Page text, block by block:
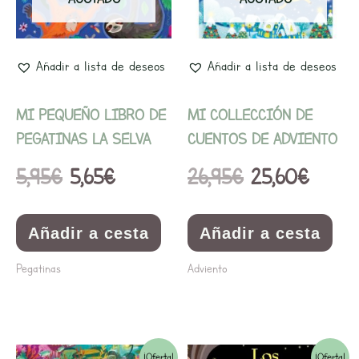
Añadir a lista de deseos
MI PEQUEÑO LIBRO DE
PEGATINAS LA SELVA
5,95€
5,95€.
5,65€
5,65€.
Añadir a cesta
Pegatinas
Añadir a lista de deseos
MI COLLECCIÓN DE
CUENTOS DE ADVIENTO
26,95€
26,95€.
25,60€
Añadir a cesta
Adviento